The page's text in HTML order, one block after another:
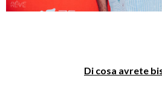
Di cosa avrete